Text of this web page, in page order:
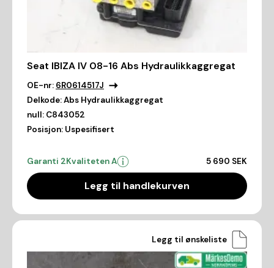
Seat IBIZA IV 08-16 Abs Hydraulikkaggregat
OE-nr: 6R0614517J
Delkode:Abs Hydraulikkaggregat
null: C843052
Posisjon: Uspesifisert
Garanti 2Kvaliteten A 5 690 SEK
Legg til handlekurven
Legg til ønskeliste